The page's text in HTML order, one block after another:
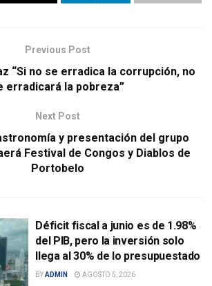
Previous Post
“Si no se erradica la corrupción, no
erradicará la pobreza”
Next Post
y presentación del grupo
Festival de Congos y Diablos de
Portobelo
Déficit fiscal a junio es de 1.98%
del PIB, pero la inversión solo
llega al 30% de lo presupuestado
BYADMIN AGOSTO 5, 2026